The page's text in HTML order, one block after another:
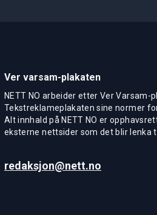
Ver varsam-plakaten
NETT NO arbeider etter Ver
Tekstreklameplakaten sine normer
Alt innhald på NETT NO er
eksterne nettsider som det blir lenka
redaksjon@nett.no